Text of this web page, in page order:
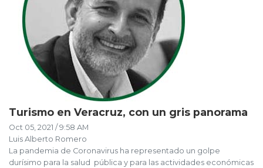
Turismo en Veracruz, con un gris panorama
Oct 05, 2021 / 9:58 AM
Luis Alberto Romero
La pandemia de Coronavirus ha representado un golpe
durísimo para la salud pública y para las actividades económicas